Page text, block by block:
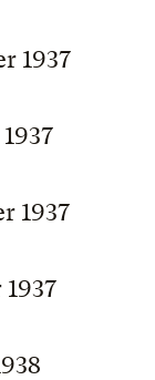
1937
1937